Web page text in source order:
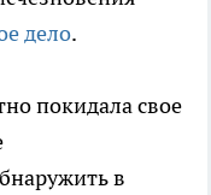
дело.
покидала свое
в